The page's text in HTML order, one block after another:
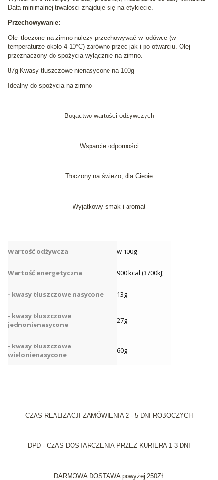
Data minimalnej trwałości znajduje się na etykiecie.
Przechowywanie:
Olej tłoczone na zimno należy przechowywać w lodówce (w
temperaturze około 4-10°C) zarówno przed jak i po otwarciu. Olej
przeznaczony do spożycia wyłącznie na zimno.
87g Kwasy tłuszczowe nienasycone na 100g
Idealny do spożycia na zimno
Bogactwo wartości odżywczych
Wsparcie odporności
Tłoczony na świeżo, dla Ciebie
Wyjątkowy smak i aromat
Wartość odżywcza w 100g
Wartość energetyczna 900 kcal (3700kJ)
- kwasy tłuszczowe nasycone 13g
- kwasy tłuszczowe
jednonienasycone
27g
- kwasy tłuszczowe
wielonienasycone
60g
CZAS REALIZACJI ZAMÓWIENIA 2 - 5 DNI ROBOCZYCH
DPD - CZAS DOSTARCZENIA PRZEZ KURIERA 1-3 DNI
DARMOWA DOSTAWA powyżej 250ZŁ